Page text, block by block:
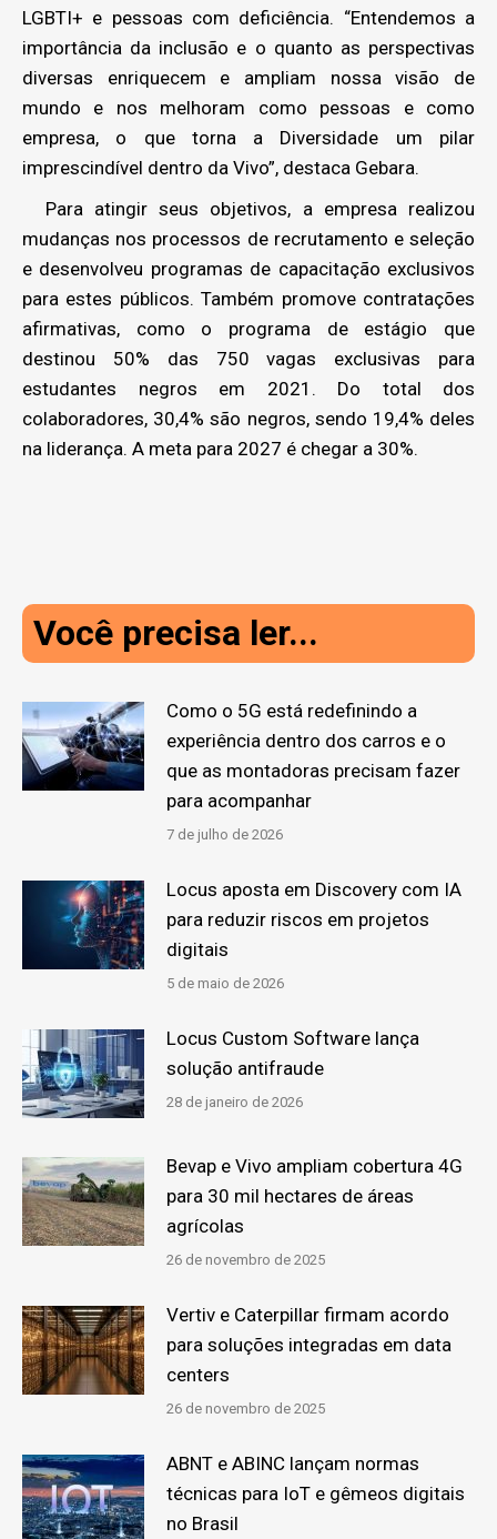
LGBTI+ e pessoas com deficiência. “Entendemos a
importância da inclusão e o quanto as perspectivas
diversas enriquecem e ampliam nossa visão de
mundo e nos melhoram como pessoas e como
empresa, o que torna a Diversidade um pilar
imprescindível dentro da Vivo”, destaca Gebara.
Para atingir seus objetivos, a empresa realizou
mudanças nos processos de recrutamento e seleção
e desenvolveu programas de capacitação exclusivos
para estes públicos. Também promove contratações
afirmativas, como o programa de estágio que
destinou 50% das 750 vagas exclusivas para
estudantes negros em 2021. Do total dos
colaboradores, 30,4% são negros, sendo 19,4% deles
na liderança. A meta para 2027 é chegar a 30%.
Você precisa ler...
Como o 5G está redefinindo a
experiência dentro dos carros e o
que as montadoras precisam fazer
para acompanhar
7 de julho de 2026
Locus aposta em Discovery com IA
para reduzir riscos em projetos
digitais
5 de maio de 2026
Locus Custom Software lança
solução antifraude
28 de janeiro de 2026
Bevap e Vivo ampliam cobertura 4G
para 30 mil hectares de áreas
agrícolas
26 de novembro de 2025
Vertiv e Caterpillar firmam acordo
para soluções integradas em data
centers
26 de novembro de 2025
ABNT e ABINC lançam normas
técnicas para IoT e gêmeos digitais
no Brasil